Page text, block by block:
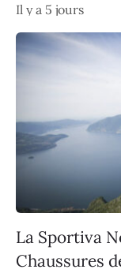
Il y a 5 jours
La Sportiva
Chaussures